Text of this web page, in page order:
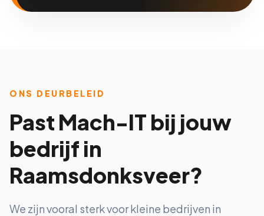
ONS DEURBELEID
Past Mach-IT bij jouw
bedrijf in
Raamsdonksveer?
We zijn vooral sterk voor kleine bedrijven in